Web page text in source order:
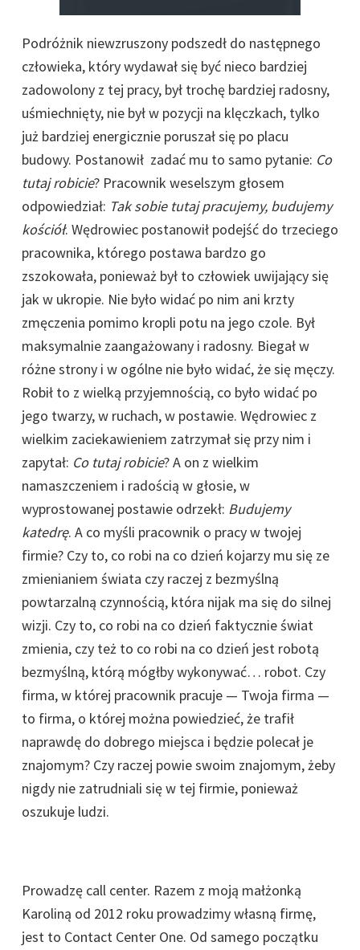
Podróżnik niewzruszony podszedł do następnego
człowieka, który wydawał się być nieco bardziej
zadowolony z tej pracy, był trochę bardziej radosny,
uśmiechnięty, nie był w pozycji na klęczkach, tylko
już bardziej energicznie poruszał się po placu
budowy. Postanowił zadać mu to samo pytanie: Co
tutaj robicie? Pracownik weselszym głosem
odpowiedział: Tak sobie tutaj pracujemy, budujemy
kościół. Wędrowiec postanowił podejść do trzeciego
pracownika, którego postawa bardzo go
zszokowała, ponieważ był to człowiek uwijający się
jak w ukropie. Nie było widać po nim ani krzty
zmęczenia pomimo kropli potu na jego czole. Był
maksymalnie zaangażowany i radosny. Biegał w
różne strony i w ogólne nie było widać, że się męczy.
Robił to z wielką przyjemnością, co było widać po
jego twarzy, w ruchach, w postawie. Wędrowiec z
wielkim zaciekawieniem zatrzymał się przy nim i
zapytał: Co tutaj robicie? A on z wielkim
namaszczeniem i radością w głosie, w
wyprostowanej postawie odrzekł: Budujemy
katedrę. A co myśli pracownik o pracy w twojej
firmie? Czy to, co robi na co dzień kojarzy mu się ze
zmienianiem świata czy raczej z bezmyślną
powtarzalną czynnością, która nijak ma się do silnej
wizji. Czy to, co robi na co dzień faktycznie świat
zmienia, czy też to co robi na co dzień jest robotą
bezmyślną, którą mógłby wykonywać… robot. Czy
firma, w której pracownik pracuje — Twoja firma —
to firma, o której można powiedzieć, że trafił
naprawdę do dobrego miejsca i będzie polecał je
znajomym? Czy raczej powie swoim znajomym, żeby
nigdy nie zatrudniali się w tej firmie, ponieważ
oszukuje ludzi.
Prowadzę call center. Razem z moją małżonką
Karoliną od 2012 roku prowadzimy własną firmę,
jest to Contact Center One. Od samego początku